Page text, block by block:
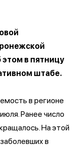
этом в пятницу
штабе.
в регионе
Ранее число
На этой
в